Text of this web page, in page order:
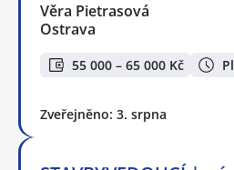
Věra Pietrasová
Ostrava
55 000 – 65 000 Kč
Zveřejněno: 3. srpna